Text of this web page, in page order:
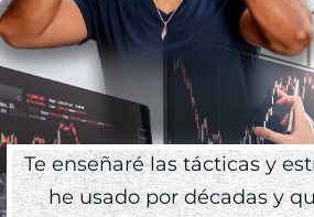
Te enseñaré las tácticas y
he usado por décadas y